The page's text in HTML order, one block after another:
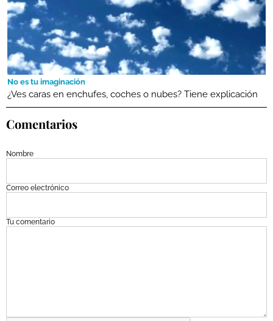
No es tu imaginación
¿Ves caras en enchufes, coches o nubes? Tiene explicación
Comentarios
Nombre
Correo electrónico
Tu comentario